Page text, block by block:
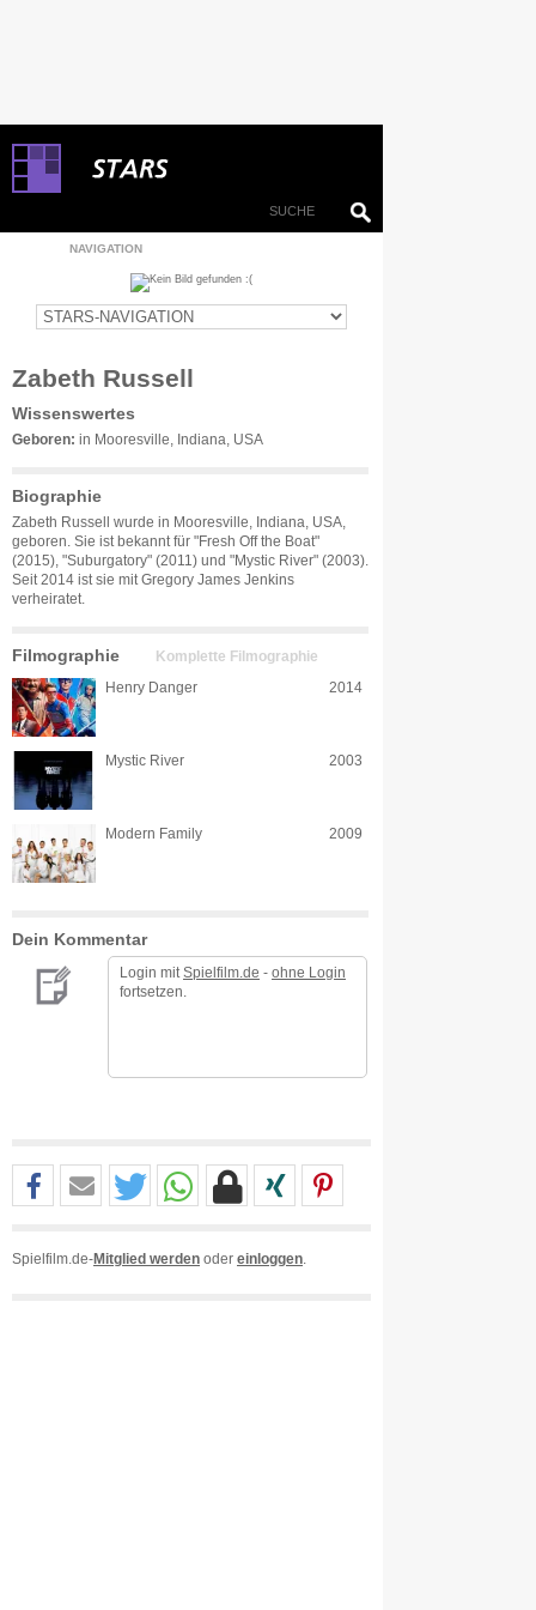
NAVIGATION
Zabeth Russell
Wissenswertes
Geboren: in Mooresville, Indiana, USA
Biographie
Zabeth Russell wurde in Mooresville, Indiana, USA,
geboren. Sie ist bekannt für "Fresh Off the Boat"
(2015), "Suburgatory" (2011) und "Mystic River" (2003).
Seit 2014 ist sie mit Gregory James Jenkins
verheiratet.
Filmographie Komplette Filmographie
Henry Danger 2014
Mystic River 2003
Modern Family 2009
Dein Kommentar
Login mit Spielfilm.de - ohne Login
fortsetzen.
Spielfilm.de-Mitglied werden oder einloggen